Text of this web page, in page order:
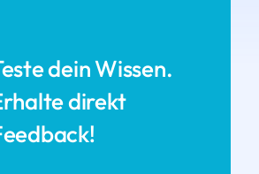
dein Wissen.
direkt